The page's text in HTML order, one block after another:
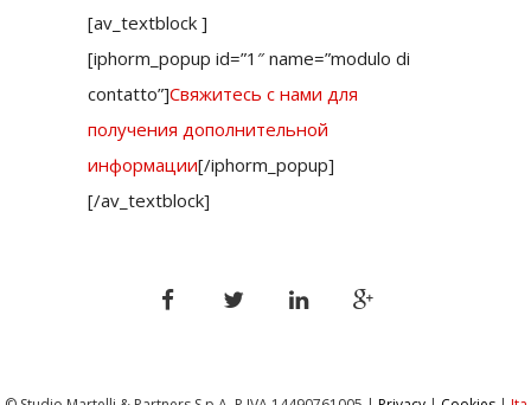
[av_textblock ]
[iphorm_popup id=”1″ name=”modulo di
contatto”]Свяжитесь с нами для
получения дополнительной
информации[/iphorm_popup]
[/av_textblock]